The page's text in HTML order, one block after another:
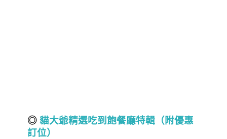
◎ 貓大爺精選吃到飽餐廳特輯（附優惠
訂位）